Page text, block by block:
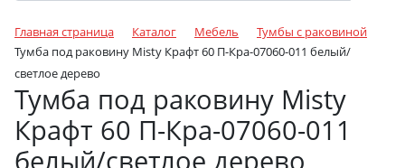
Главная страница Каталог Мебель
Тумбы с раковиной
Тумба под раковину Misty Крафт 60 П-Кра-07060-011 белый/
светлое дерево
Тумба под раковину Misty
Крафт 60 П-Кра-07060-011
белый/светлое дерево